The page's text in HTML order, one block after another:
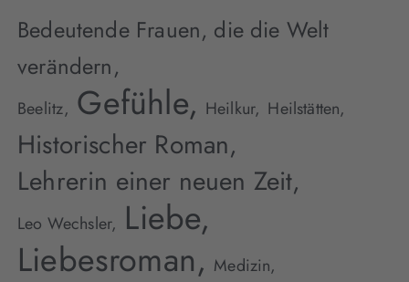
Bedeutende Frauen, die die Welt
verändern,
Beelitz, Gefühle, Heilkur, Heilstätten,
Historischer Roman,
Lehrerin einer neuen Zeit,
Leo Wechsler, Liebe,
Liebesroman, Medizin,